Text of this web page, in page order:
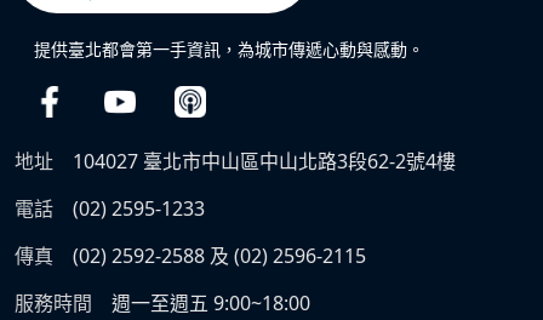
提供臺北都會第一手資訊，為城市傳遞心動與感動。
地址
104027 臺北市中山區中山北路3段62-2號4樓
電話
(02) 2595-1233
傳真
(02) 2592-2588 及 (02) 2596-2115
服務時間
週一至週五 9:00~18:00